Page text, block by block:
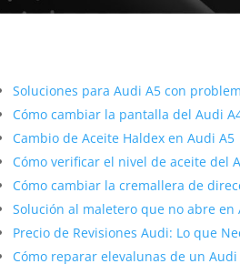
Más contenido sobre
Soluciones para Audi A5 con
Cómo cambiar la pantalla del Audi
Cambio de Aceite Haldex en Audi A5